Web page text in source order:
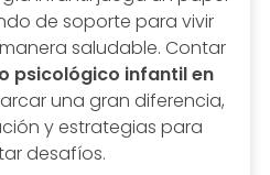
de soporte para vivir
saludable. Contar
psicológico infantil en
una gran diferencia,
y estrategias para
desafíos.